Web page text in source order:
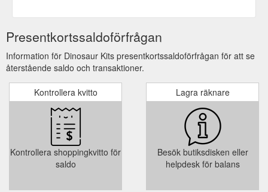
Presentkortssaldoförfrågan
Information för Dinosaur Kits presentkortssaldoförfrågan för att se
återstående saldo och transaktioner.
Kontrollera kvitto
Kontrollera shoppingkvitto för
saldo
Lagra räknare
Besök butiksdisken eller
helpdesk för balans